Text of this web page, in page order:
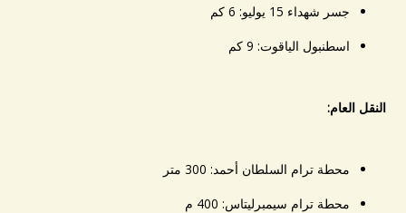
جسر شهداء 15 يوليو: 6 كم
اسطنبول الياقوت: 9 كم
النقل العام:
محطة ترام السلطان أحمد: 300 متر
محطة ترام سيمبرليتاس: 400 م